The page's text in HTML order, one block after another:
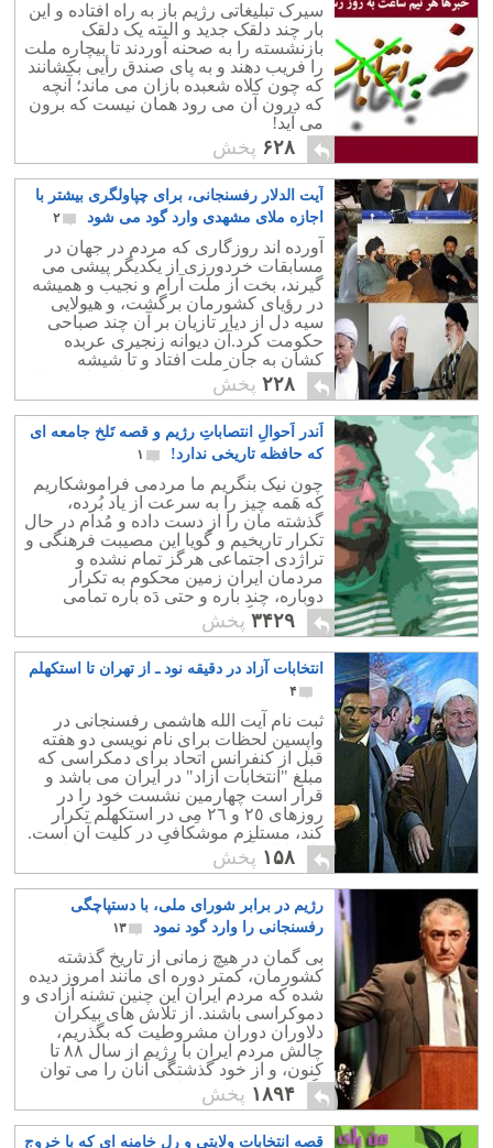
سیرک تبلیغاتی رژیم باز به راه افتاده و این
بار چند دلقک جدید و البته یک دلقک
بازنشسته را به صحنه آوردند تا بیچاره ملت
را فریب دهند و به پای صندق رأیی بکشانند
که چون کلاه شعبده بازان می ماند؛ آنچه
که درون آن می رود همان نیست که برون
می آید!
۶۲۸ پخش
آیت الدلار رفسنجانی، برای چپاولگری بیشتر با
اجازه ملای مشهدی وارد گود می شود
۲
آورده اند روزگاری که مردم در جهان در
مسابقات خردورزی از یکدیگر پیشی می
گیرند، بخت از ملت آرام و نجیب و همیشه
در رؤیای کشورمان برگشت، و هیولایی
سیه دل از دیار تازیان بر آن چند صباحی
حکومت کرد.آن دیوانه زنجیری عربده
کشان به جان ملت افتاد و تا شیشه
عمرش به سنگ نخورده بود، از سلحشوران
و بیگناهان بکشت،
۲۲۸ پخش
اَندر اَحوالِ انتصاباتِ رژیم و قصه تَلخ جامعه ای
که حافظه تاریخی ندارد!
۱
چون نیک بنگریم ما مردمی فراموشکاریم
که هَمه چیز را به سرعت از یاد بُرده،
گذشته مان را از دست داده و مُدام در حال
تکرار تاریخیم و گویا این مصیبت فرهنگی و
تراژدی اجتماعی هرگز تمام نشده و
مردمان ایران زمین محکوم به تکرار
دوباره، چند باره و حتی دَه باره تمامی
اشتباهات گذشته خود و نیاکان شان هستند.
۳۴۲۹ پخش
انتخابات آزاد در دقیقه نود ـ از تهران تا استکهلم
۴
ثبت نام آیت الله هاشمی رفسنجانی در
واپسین لحظات برای نام نویسی دو هفته
قبل از کنفرانس اتحاد برای دمکراسی که
مبلغ "انتخابات آزاد" در ایران می باشد و
قرار است چهارمین نشست خود را در
روزهای ٢٥ و ٢٦ مِی در استکهلم تکرار
کند، مستلزم موشکافی در کلیت آن است.
"انتخابات آزاد" از حق گزینه فردی آغاز می
شود.
۱۵۸ پخش
رژیم در برابر شورای ملی، با دستپاچگی
رفسنجانی را وارد گود نمود
۱۳
بی گمان در هیچ زمانی از تاریخ گذشته
کشورمان، کمتر دوره ای مانند امروز دیده
شده که مردم ایران این چنین تشنه آزادی و
دموکراسی باشند. از تلاش های بیکران
دلاوران دوران مشروطیت که بگذریم،
چالش مردم ایران با رژیم از سال ۸۸ تا
کنون، و از خود گذشتگی آنان را می توان
یگانه و کم نظیر در تاریخ میهنمان دانست.
۱۸۹۴ پخش
قصه انتخابات ولایتی و رل خامنه ای که با خروج